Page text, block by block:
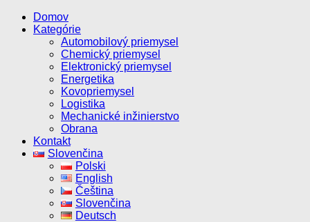
Domov
Kategórie
Automobilový priemysel
Chemický priemysel
Elektronický priemysel
Energetika
Kovopriemysel
Logistika
Mechanické inžinierstvo
Obrana
Kontakt
Slovenčina
Polski
English
Čeština
Slovenčina
Deutsch